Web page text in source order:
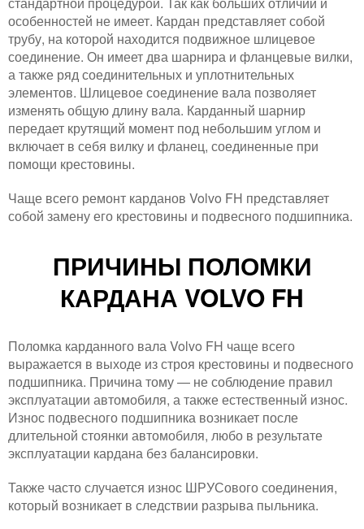
особенностей не имеет. Кардан представляет собой
трубу, на которой находится подвижное шлицевое
соединение. Он имеет два шарнира и фланцевые вилки,
а также ряд соединительных и уплотнительных
элементов. Шлицевое соединение вала позволяет
изменять общую длину вала. Карданный шарнир
передает крутящий момент под небольшим углом и
включает в себя вилку и фланец, соединенные при
помощи крестовины.
Чаще всего ремонт карданов Volvo FH представляет
собой замену его крестовины и подвесного подшипника.
ПРИЧИНЫ ПОЛОМКИ
КАРДАНА VOLVO FH
Поломка карданного вала Volvo FH чаще всего
выражается в выходе из строя крестовины и подвесного
подшипника. Причина тому — не соблюдение правил
эксплуатации автомобиля, а также естественный износ.
Износ подвесного подшипника возникает после
длительной стоянки автомобиля, любо в результате
эксплуатации кардана без балансировки.
Также часто случается износ ШРУСового соединения,
который возникает в следствии разрыва пыльника.